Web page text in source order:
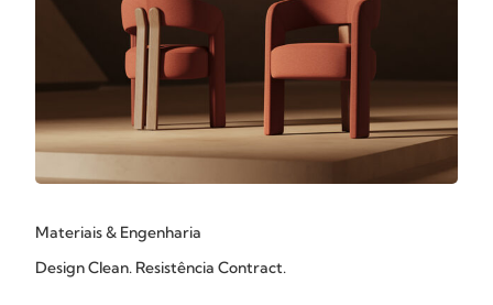
Materiais & Engenharia
Design Clean. Resistência Contract.